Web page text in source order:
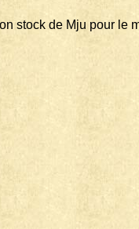
stock de Mju pour le